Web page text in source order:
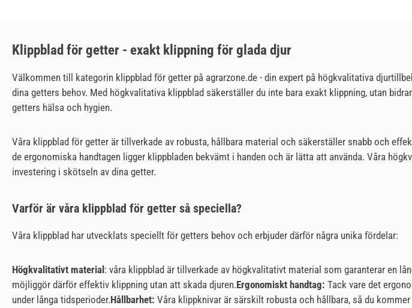
Klippblad för getter - exakt klippning för glada djur
Välkommen till kategorin klippblad för getter på agrarzone.de - din expert på högkvalitativa
dina getters behov. Med högkvalitativa klippblad säkerställer du inte bara exakt klippning, utan
getters hälsa och hygien.
Våra klippblad för getter är tillverkade av robusta, hållbara material och säkerställer snabb och
de ergonomiska handtagen ligger klippbladen bekvämt i handen och är lätta att använda. Våra
investering i skötseln av dina getter.
Varför är våra klippblad för getter så speciella?
Våra klippblad har utvecklats speciellt för getters behov och erbjuder därför några unika fördelar:
Högkvalitativt material : våra klippblad är tillverkade av högkvalitativt material som garanterar en
möjliggör därför effektiv klippning utan att skada djuren.Ergonomiskt handtag: Tack vare det
under långa tidsperioder.Hållbarhet: Våra klippknivar är särskilt robusta och hållbara, så du